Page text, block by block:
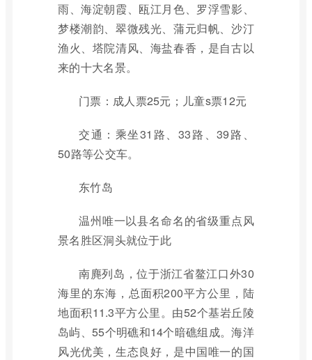
雨、海淀朝霞、瓯江月色、罗浮雪影、
梦楼潮韵、翠微残光、蒲元归帆、沙汀
渔火、塔院清风、海盐春香，是自古以
来的十大名景。
门票：成人票25元；儿童s票12元
交通：乘坐31路、33路、39路、
50路等公交车。
东竹岛
温州唯一以县名命名的省级重点风
景名胜区洞头就位于此
南麂列岛，位于浙江省鳌江口外30
海里的东海，总面积200平方公里，陆
地面积11.3平方公里。由52个基岩丘陵
岛屿、55个明礁和14个暗礁组成。海洋
风光优美，生态良好，是中国唯一的国